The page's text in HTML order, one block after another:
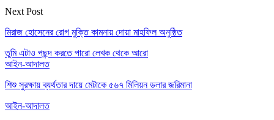
Next Post
মিরাজ হোসেনের রোগ মুক্তি কামনায় দোয়া মাহফিল অনুষ্ঠিত
তুমি এটাও পছন্দ করতে পারো লেখক থেকে আরো
আইন-আদালত
শিশু সুরক্ষায় ব্যর্থতার দায়ে মেটাকে ৫৬৭ মিলিয়ন ডলার জরিমানা
আইন-আদালত